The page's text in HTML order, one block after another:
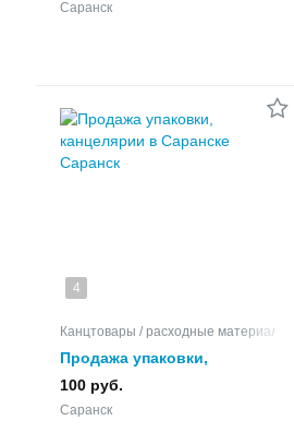
Саранск
4
Канцтовары / расходные материалы
Продажа упаковки,
канцелярии в Саранске
100 руб.
Саранск